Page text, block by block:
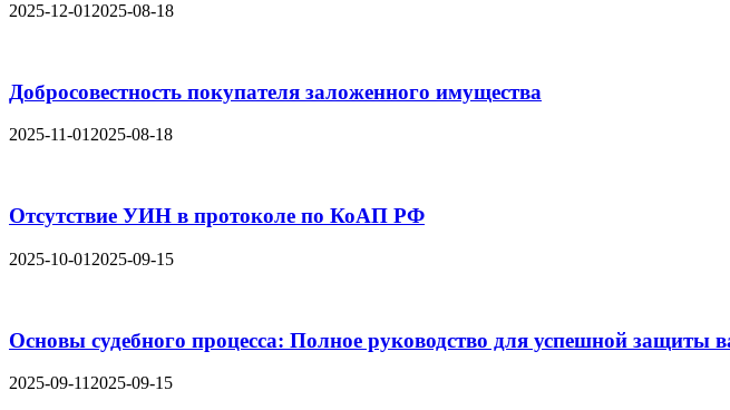
2025-12-01 2025-08-18
Добросовестность покупателя заложенного имущества
2025-11-012025-08-18
Отсутствие УИН в протоколе по КоАП РФ
2025-10-01 2025-09-15
Основы судебного процесса: Полное руководство для успешной защиты
2025-09-11 2025-09-15